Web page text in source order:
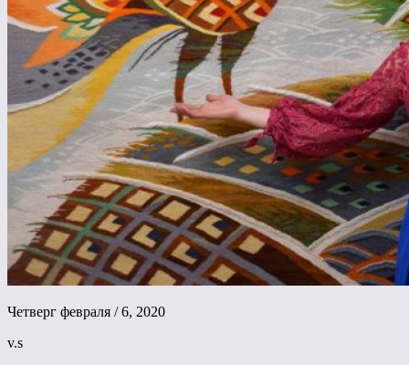
Четверг февраля / 6, 2020
v.s